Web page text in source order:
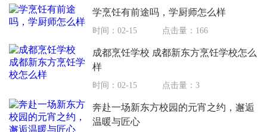
学烹饪有前途吗，学厨师怎么样
时间：02-15 点击量：166
成都烹饪学校 成都新东方烹饪学校怎么
样
时间：02-15 点击量：3
奔赴一场新东方校园的元宵之约，邂逅
温暖与匠心